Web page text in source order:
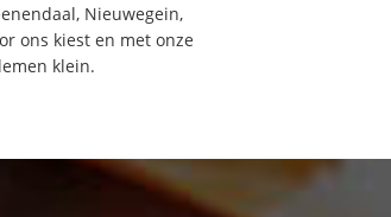
Nieuwegein,
ons kiest en met onze
klein.